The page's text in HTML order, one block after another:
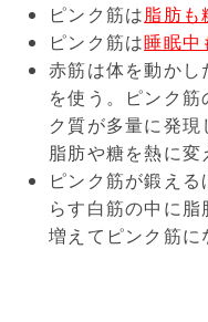
ピンク筋は脂肪も
ピンク筋は睡眠中
赤筋は体を動か
を使う。ピンク
ク質が多量に発
脂肪や糖を熱に変
ピンク筋が鍛え
らす白筋の中に
増えてピンク筋に